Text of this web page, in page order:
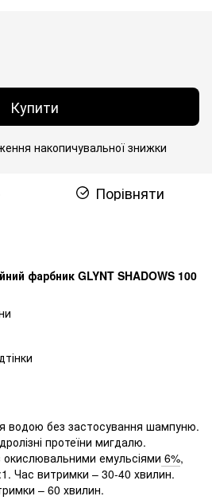
Купити
накопичувальної знижки
Порівняти
фарбник GLYNT SHADOWS 100
водою без застосування шампуню.
протеїни мигдалю.
окислювальними емульсіями 6%,
Час витримки – 30-40 хвилин.
– 60 хвилин.